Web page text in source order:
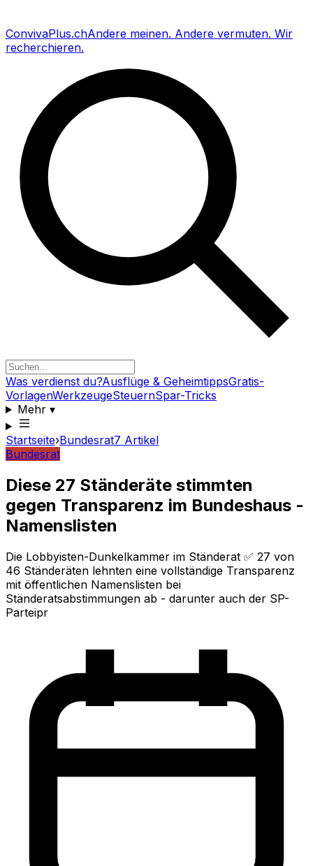
ConvivaPlus.chAndere meinen. Andere vermuten. Wir
recherchieren.
Was verdienst du?Ausflüge & GeheimtippsGratis-
VorlagenWerkzeugeSteuernSpar-Tricks
Mehr▾
Startseite›Bundesrat7 Artikel
Bundesrat
Diese 27 Ständeräte stimmten
gegen Transparenz im Bundeshaus -
Namenslisten
Die Lobbyisten-Dunkelkammer im Ständerat ✅ 27 von
46 Ständeräten lehnten eine vollständige Transparenz
mit öffentlichen Namenslisten bei
Ständeratsabstimmungen ab - darunter auch der SP-
Parteipr